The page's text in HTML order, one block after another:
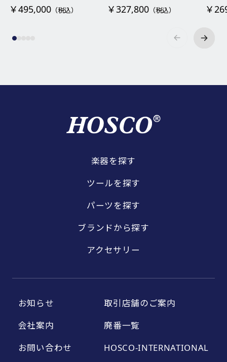
￥495,000（税込） ￥327,800 （税込） ￥
楽器を探す
ツールを探す
パーツを探す
ブランドから探す
アクセサリー
お知らせ
会社案内
お問い合わせ
取引店舗のご案内
廃番一覧
HOSCO-INTERNATIONAL